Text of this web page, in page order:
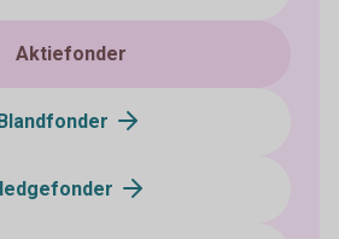
Aktiefonder